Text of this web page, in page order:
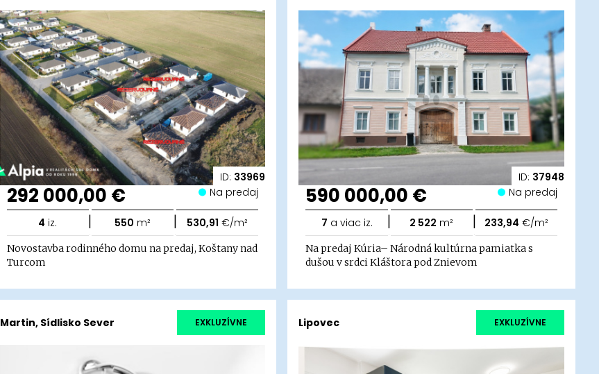
ID: 33969
292 000,00 € Na predaj
4 iz. | 550 m² | 530,91 €/m²
Novostavba rodinného domu na predaj, Koštany nad
Turcom
ID: 37948
590 000,00 € Na predaj
7 a viac iz. | 2 522 m² | 233,94 €/m²
Na predaj Kúria– Národná kultúrna pamiatka s
dušou v srdci Kláštora pod Znievom
Martin, Sídlisko Sever EXKLUZÍVNE Lipovec EXKLUZÍVNE